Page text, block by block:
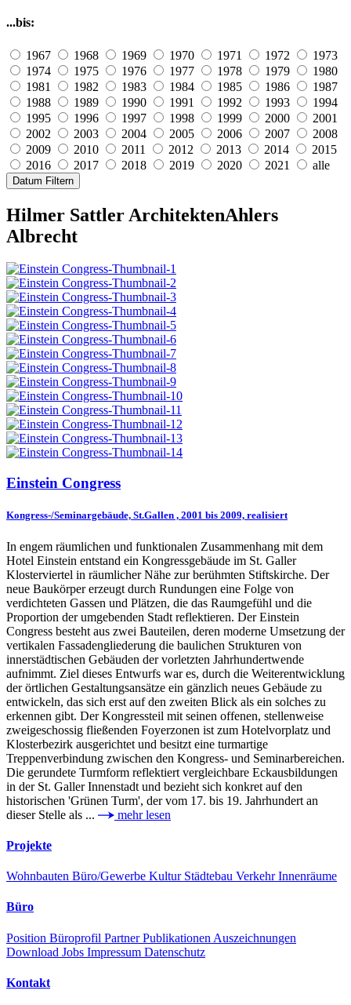
...bis:
1967 1968 1969 1970 1971 1972
1973
1974
1975 1976 1977 1978 1979
1980
1981
1982 1983 1984 1985 1986
1987
1988
1989 1990 1991 1992 1993
1994
1995
1996 1997 1998 1999 2000
2001
2002
2003 2004 2005 2006 2007
2008
2009
2010 2011 2012 2013 2014
2015
2016
2017 2018 2019 2020 2021 alle
Datum Filtern
Hilmer Sattler ArchitektenAhlers
Albrecht
Einstein Congress
Kongress-/Seminargebäude, St.Gallen , 2001 bis 2009, realisiert
In engem räumlichen und funktionalen Zusammenhang mit dem
Hotel Einstein entstand ein Kongressgebäude im St. Galler
Klosterviertel in räumlicher Nähe zur berühmten Stiftskirche. Der
neue Baukörper erzeugt durch Rundungen eine Folge von
verdichteten Gassen und Plätzen, die das Raumgefühl und die
Proportion der umgebenden Stadt reflektieren. Der Einstein
Congress besteht aus zwei Bauteilen, deren moderne Umsetzung der
vertikalen Fassadengliederung die baulichen Strukturen von
innerstädtischen Gebäuden der vorletzten Jahrhundertwende
aufnimmt. Ziel dieses Entwurfs war es, durch die Weiterentwicklung
der örtlichen Gestaltungsansätze ein gänzlich neues Gebäude zu
entwickeln, das sich erst auf den zweiten Blick als ein solches zu
erkennen gibt. Der Kongressteil mit seinen offenen, stellenweise
zweigeschossig fließenden Foyerzonen ist zum Hotelvorplatz und
Klosterbezirk ausgerichtet und besitzt eine turmartige
Treppenverbindung zwischen den Kongress- und Seminarbereichen.
Die gerundete Turmform reflektiert vergleichbare Eckausbildungen
in der St. Galler Innenstadt und bezieht sich konkret auf den
historischen 'Grünen Turm', der vom 17. bis 19. Jahrhundert an
dieser Stelle als ...
mehr lesen
Projekte
Wohnbauten Büro/Gewerbe Kultur Städtebau VerkehrInnenräume
Büro
Position Büroprofil PartnerPublikationen Auszeichnungen
Download Jobs Impressum Datenschutz
Kontakt